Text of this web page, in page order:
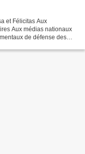
et Félicitas Aux
Aux médias nationaux
de défense des